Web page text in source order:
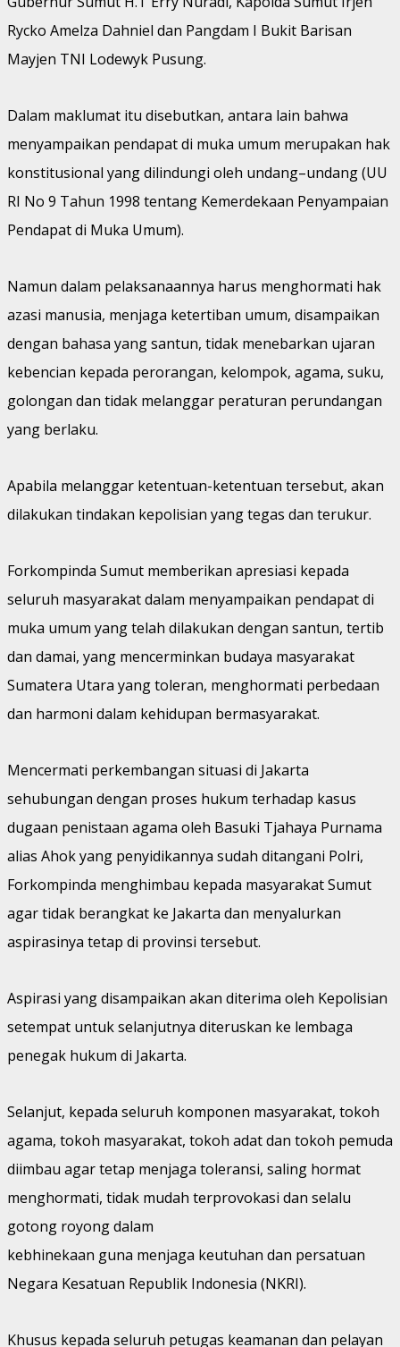
Rycko Amelza Dahniel dan Pangdam I Bukit Barisan
Mayjen TNI Lodewyk Pusung.
Dalam maklumat itu disebutkan, antara lain bahwa
menyampaikan pendapat di muka umum merupakan hak
konstitusional yang dilindungi oleh undang–undang (UU
RI No 9 Tahun 1998 tentang Kemerdekaan Penyampaian
Pendapat di Muka Umum).
Namun dalam pelaksanaannya harus menghormati hak
azasi manusia, menjaga ketertiban umum, disampaikan
dengan bahasa yang santun, tidak menebarkan ujaran
kebencian kepada perorangan, kelompok, agama, suku,
golongan dan tidak melanggar peraturan perundangan
yang berlaku.
Apabila melanggar ketentuan-ketentuan tersebut, akan
dilakukan tindakan kepolisian yang tegas dan terukur.
Forkompinda Sumut memberikan apresiasi kepada
seluruh masyarakat dalam menyampaikan pendapat di
muka umum yang telah dilakukan dengan santun, tertib
dan damai, yang mencerminkan budaya masyarakat
Sumatera Utara yang toleran, menghormati perbedaan
dan harmoni dalam kehidupan bermasyarakat.
Mencermati perkembangan situasi di Jakarta
sehubungan dengan proses hukum terhadap kasus
dugaan penistaan agama oleh Basuki Tjahaya Purnama
alias Ahok yang penyidikannya sudah ditangani Polri,
Forkompinda menghimbau kepada masyarakat Sumut
agar tidak berangkat ke Jakarta dan menyalurkan
aspirasinya tetap di provinsi tersebut.
Aspirasi yang disampaikan akan diterima oleh Kepolisian
setempat untuk selanjutnya diteruskan ke lembaga
penegak hukum di Jakarta.
Selanjut, kepada seluruh komponen masyarakat, tokoh
agama, tokoh masyarakat, tokoh adat dan tokoh pemuda
diimbau agar tetap menjaga toleransi, saling hormat
menghormati, tidak mudah terprovokasi dan selalu
gotong royong dalam
kebhinekaan guna menjaga keutuhan dan persatuan
Negara Kesatuan Republik Indonesia (NKRI).
Khusus kepada seluruh petugas keamanan dan pelayan